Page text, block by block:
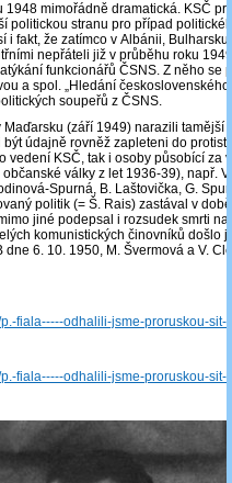
mimořádně dramatická. KSČ
politickou stranu pro případ
i fakt, že zatímco v Albánii,
nepřáteli již v průběhu roku
funkcionářů ČSNS. Z něho se
a spol. „Hledání
soupeřů z ČSNS.
(září 1949) narazili tamější
údajně rovněž zapleteni do
vedení KSČ, tak i osoby působící za
války z let 1936-39), např.
Spurná, B. Laštovička, G.
politik (= Š. Rais) zastával v
jiné podepsal i rozsudek smrti
komunistických činovníků došlo
dne 6. 10. 1950, M. Švermová a V.
fiala-----odhalili-jsme-proruskou-
fiala-----odhalili-jsme-proruskou-